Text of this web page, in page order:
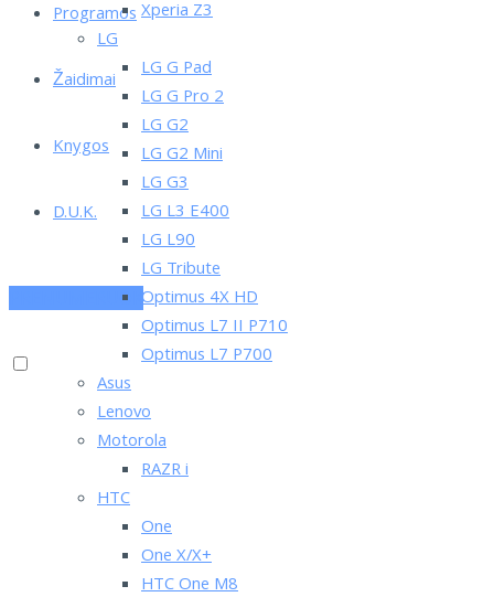
Programos
Žaidimai
Knygos
D.U.K.
PRENUMERUOK
Xperia Z3
LG
LG G Pad
LG G Pro 2
LG G2
LG G2 Mini
LG G3
LG L3 E400
LG L90
LG Tribute
Optimus 4X HD
Optimus L7 II P710
Optimus L7 P700
Asus
Lenovo
Motorola
RAZR i
HTC
One
One X/X+
HTC One M8